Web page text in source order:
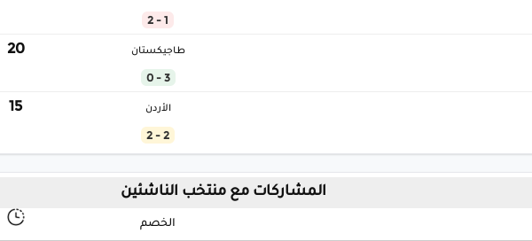
1 - 2
طاجيكستان
3 - 0
20
الأردن
2 - 2
15
المشاركات مع منتخب الناشئين
الخصم